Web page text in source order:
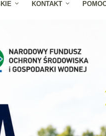
KONTAKT